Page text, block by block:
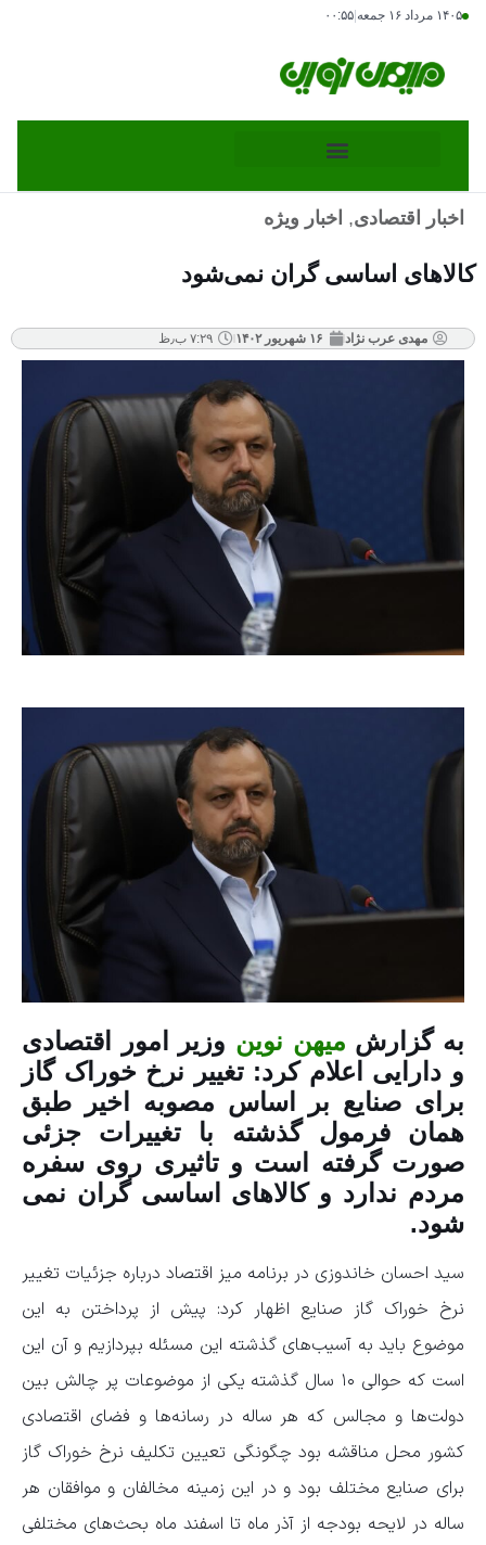
۱۴۰۵ مرداد ۱۶ جمعه ۰۰:۵۵
اخبار اقتصادی, اخبار ویژه
کالاهای اساسی گران نمی‌شود
مهدی عرب نژاد ۱۶ شهریور ۱۴۰۲ ۷:۲۹ ب٫ظ
به گزارش میهن نوین وزیر امور اقتصادی
و دارایی اعلام کرد: تغییر نرخ خوراک گاز
برای صنایع بر اساس مصوبه اخیر طبق
همان فرمول گذشته با تغییرات جزئی
صورت گرفته است و تاثیری روی سفره
مردم ندارد و کالاهای اساسی گران نمی
شود.
سید احسان خاندوزی در برنامه میز اقتصاد درباره جزئیات تغییر
نرخ خوراک گاز صنایع اظهار کرد: پیش از پرداختن به این
موضوع باید به آسیب‌های گذشته این مسئله بپردازیم و آن این
است که حوالی ۱۰ سال گذشته یکی از موضوعات پر چالش بین
دولت‌ها و مجالس که هر ساله در رسانه‌ها و فضای اقتصادی
کشور محل مناقشه بود چگونگی تعیین تکلیف نرخ خوراک گاز
برای صنایع مختلف بود و در این زمینه مخالفان و موافقان هر
ساله در لایحه بودجه از آذر ماه تا اسفند ماه بحث‌های مختلفی